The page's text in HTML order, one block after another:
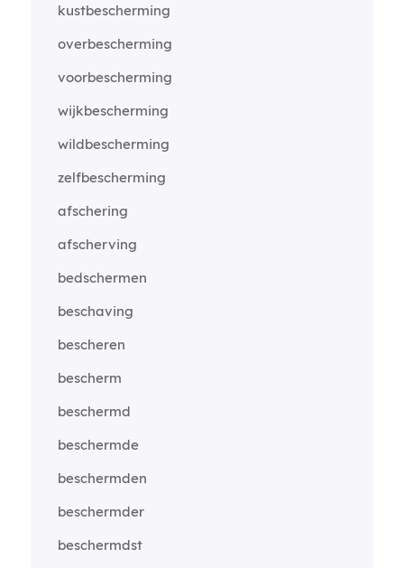
kustbescherming
overbescherming
voorbescherming
wijkbescherming
wildbescherming
zelfbescherming
afschering
afscherving
bedschermen
beschaving
bescheren
bescherm
beschermd
beschermde
beschermden
beschermder
beschermdst